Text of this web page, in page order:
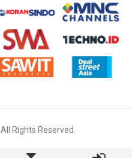
. All Rights Reserved.